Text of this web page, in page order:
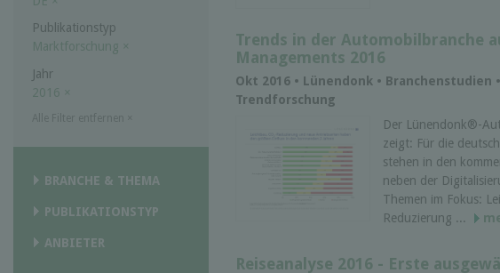
Trends in der Automobilbranche
Managements 2016
Okt 2016 • Lünendonk • Branchenstudien
Trendforschung
Der Lünendonk®-
zeigt: Für die
stehen in den
neben der
Themen im Fokus:
Reduzierung ...
Reiseanalyse 2016 - Erste
Publikationstyp
Marktforschung ×
Jahr
2016 ×
BRANCHE & THEMA
PUBLIKATIONSTYP
ANBIETER